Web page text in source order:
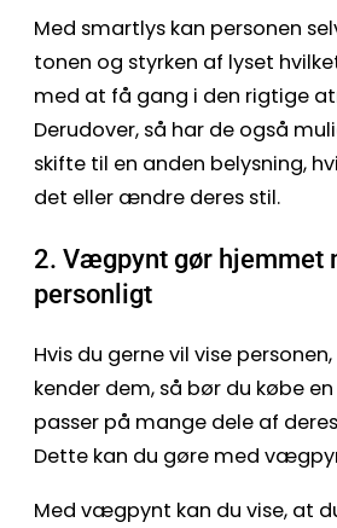
Med smartlys kan personen
tonen og styrken af lyset
med at få gang i den rigtige
Derudover, så har de også
skifte til en anden belysning,
det eller ændre deres stil.
2. Vægpynt gør hjemmet
personligt
Hvis du gerne vil vise
kender dem, så bør du købe
passer på mange dele af
Dette kan du gøre med
Med vægpynt kan du vise, at